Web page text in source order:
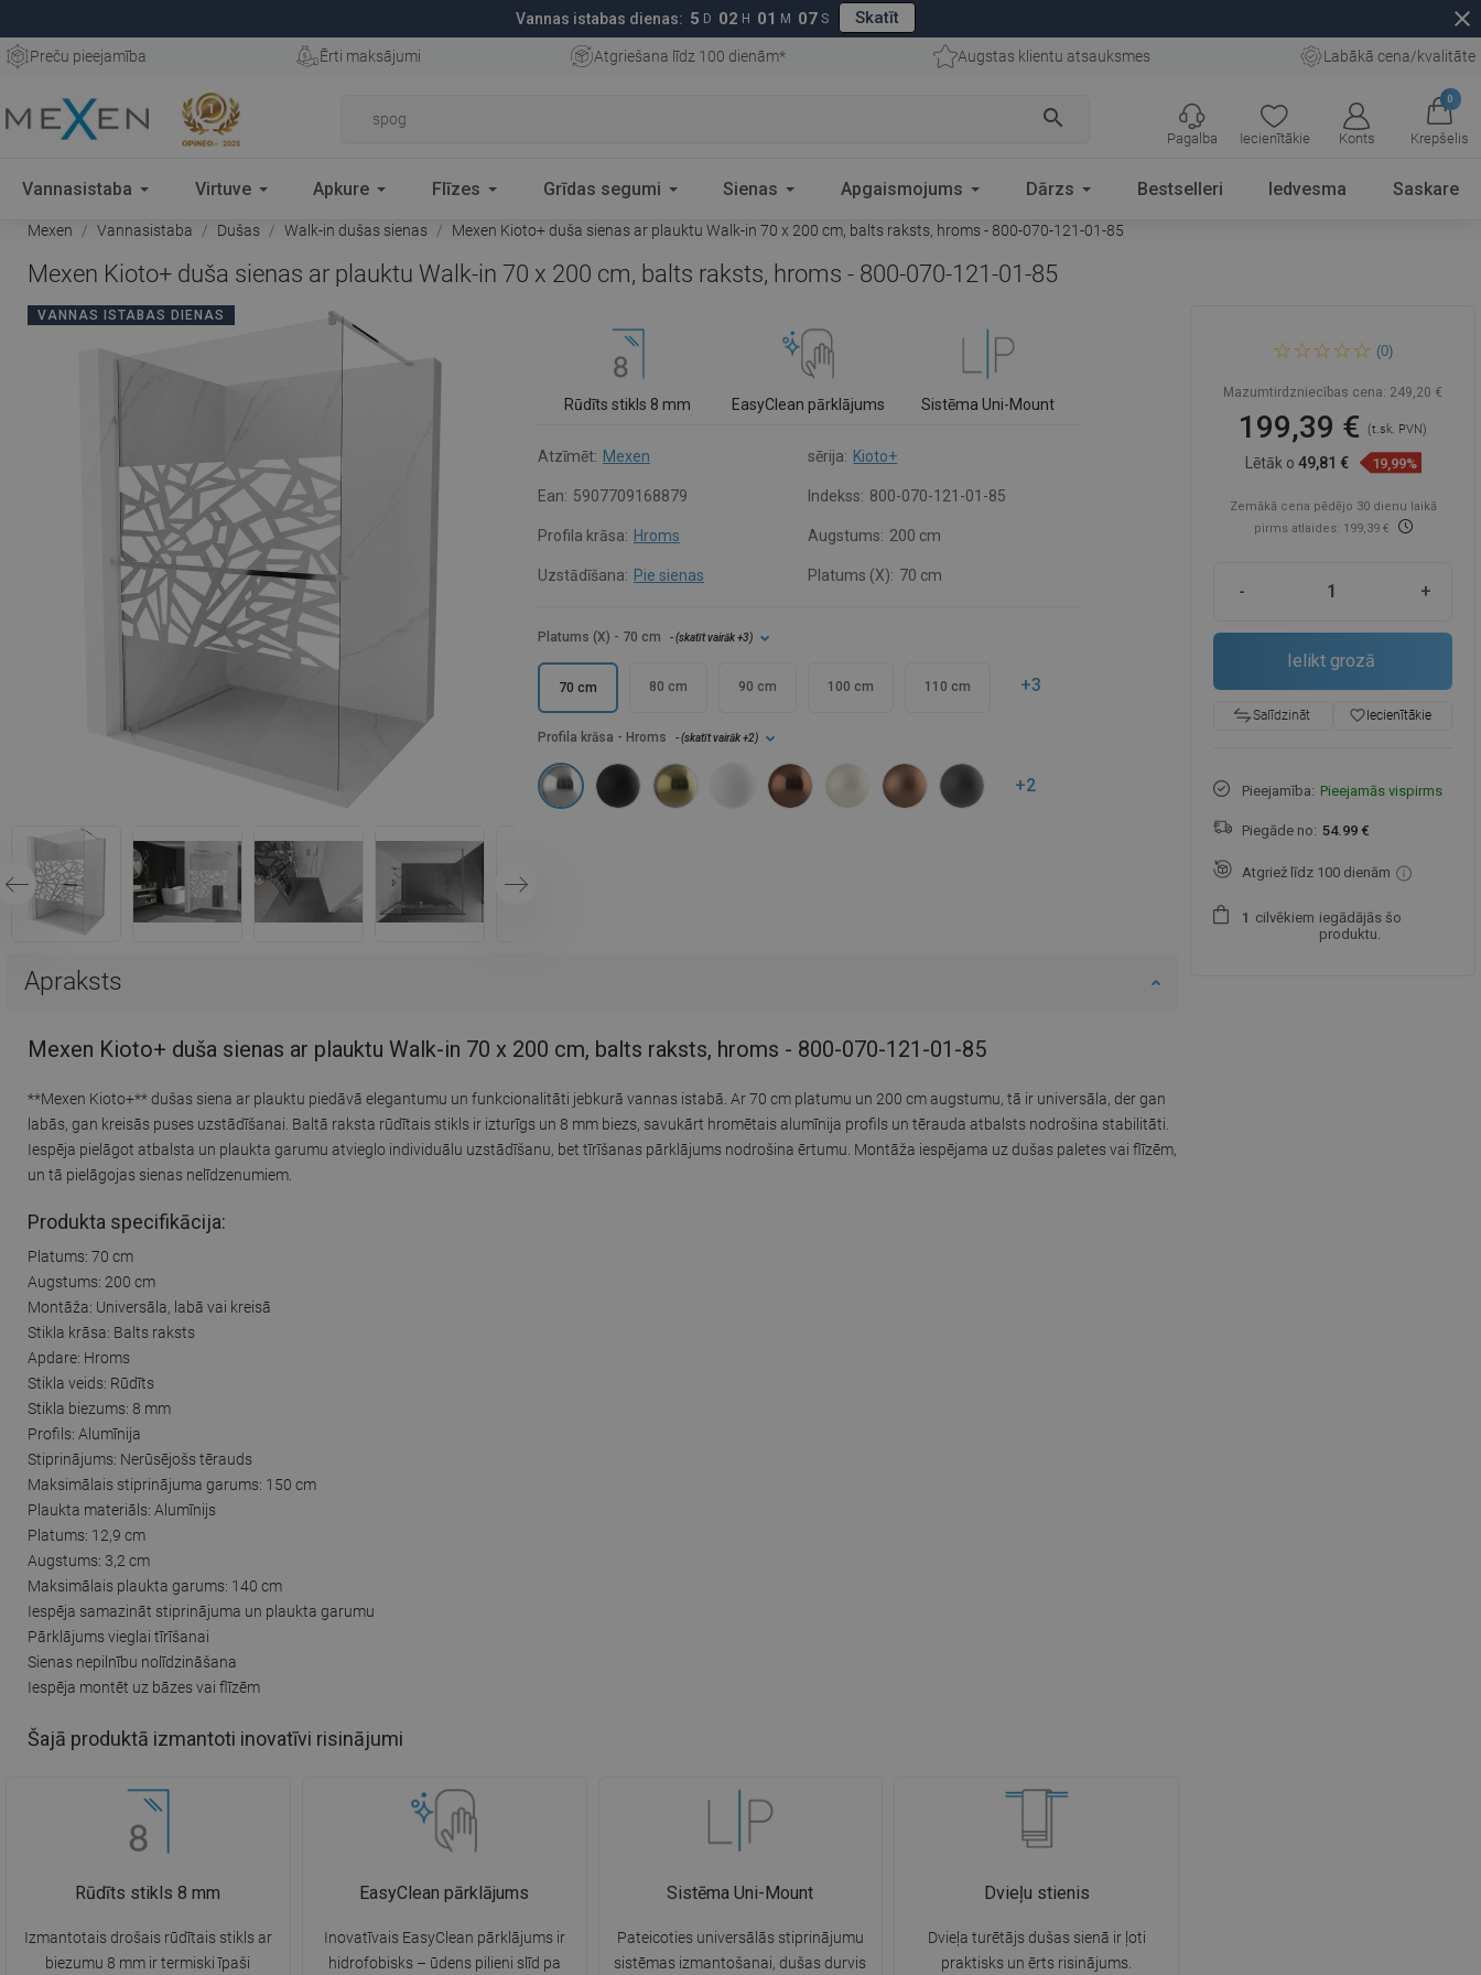
Vannas istabas dienas: 5 D 02 H 01 M 06 S Skatīt close
Preču pieejamība Ērti maksājumi Atgriešana līdz 100 dienām* Augstas klientu atsauksmes Labākā cena/kvalitāte
search
Iecienītākie Konts
0
Krepšelis
Pagalba
Vannasistaba Virtuve Apkure Flīzes Grīdas segumi Sienas Apgaismojums Dārzs Bestselleri Iedvesma Saskare
Mexen Vannasistaba Dušas Walk-in dušas sienas Mexen Kioto+ duša sienas ar plauktu Walk-in 70 x 200 cm, balts raksts, hroms - 800-070-121-01-85
Mexen Kioto+ duša sienas ar plauktu Walk-in 70 x 200 cm, balts raksts, hroms - 800-070-121-01-85
VANNAS ISTABAS DIENAS
Rūdīts stikls 8 mm EasyClean pārklājums Sistēma Uni-Mount
Atzīmēt: Mexen sērija: Kioto+
Ean: 5907709168879 Indekss: 800-070-121-01-85
Profila krāsa: Hroms Augstums: 200 cm
Uzstādīšana: Pie sienas Platums (X): 70 cm
Profila krāsa - Hroms - (skatīt vairāk+2)
+2
Platums (X) - 70 cm - (skatīt vairāk+3)
70 cm 80 cm 90 cm 100 cm 110 cm +3
Apraksts
Mexen Kioto+ duša sienas ar plauktu Walk-in 70 x 200 cm, balts raksts, hroms - 800-070-121-01-85
**Mexen Kioto+** dušas siena ar plauktu piedāvā elegantumu un funkcionalitāti jebkurā vannas istabā. Ar 70 cm platumu un 200 cm augstumu, tā ir universāla, der gan
labās, gan kreisās puses uzstādīšanai. Baltā raksta rūdītais stikls ir izturīgs un 8 mm biezs, savukārt hromētais alumīnija profils un tērauda atbalsts nodrošina stabilitāti.
Iespēja pielāgot atbalsta un plaukta garumu atvieglo individuālu uzstādīšanu, bet tīrīšanas pārklājums nodrošina ērtumu. Montāža iespējama uz dušas paletes vai flīzēm,
un tā pielāgojas sienas nelīdzenumiem.
Produkta specifikācija:
Platums: 70 cm
Augstums: 200 cm
Montāža: Universāla, labā vai kreisā
Stikla krāsa: Balts raksts
Apdare: Hroms
Stikla veids: Rūdīts
Stikla biezums: 8 mm
Profils: Alumīnija
Stiprinājums: Nerūsējošs tērauds
Maksimālais stiprinājuma garums: 150 cm
Plaukta materiāls: Alumīnijs
Platums: 12,9 cm
Augstums: 3,2 cm
Maksimālais plaukta garums: 140 cm
Iespēja samazināt stiprinājuma un plaukta garumu
Pārklājums vieglai tīrīšanai
Sienas nepilnību nolīdzināšana
Iespēja montēt uz bāzes vai flīzēm
Šajā produktā izmantoti inovatīvi risinājumi
Rūdīts stikls 8 mm
Izmantotais drošais rūdītais stikls ar
biezumu 8 mm ir termiski īpaši
EasyClean pārklājums
Inovatīvais EasyClean pārklājums ir
hidrofobisks – ūdens pilieni slīd pa
Sistēma Uni-Mount
Pateicoties universālās stiprinājumu
sistēmas izmantošanai, dušas durvis
Dvieļu stienis
Dvieļa turētājs dušas sienā ir ļoti
praktisks un ērts risinājums.
plauktu Walk-in 70 x 200 cm,
121-01-85
(0)
Mazumtirdzniecības cena: 249,20 €
199,39 €(t.sk. PVN)
Lētāk o49,81 € 19,99%
Zemākā cena pēdējo 30 dienu laikā
pirms atlaides: 199,39 €
- +
Ielikt grozā
Salīdzināt favorite_borderIecienītākie
Pieejamība: Pieejamās vispirms
Piegāde no: 54.99 €
Atgriež līdz 100 dienām
1 cilvēkiem iegādājās šo
produktu.